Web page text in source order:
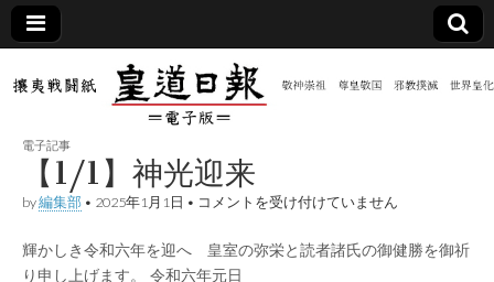
皇道
日報
（防
共新
敬神
尊皇
｜昭
和八
年創
刊
実
践
電子記事
【1/1】神光迎来
by編集部 • 2025年1月1日 • 【1/1】
迎
来
コメントを受け付けていません
輝かしき令和六年を迎へ 皇室の弥栄と読者諸氏の御健勝を御祈
り申し上げます。 令和六年元日